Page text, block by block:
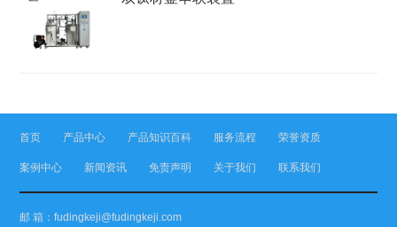
首页 产品中心 产品知识百科 服务流程 荣誉资质
案例中心 新闻资讯 免责声明 关于我们 联系我们
邮 箱：fudingkeji@fudingkeji.com